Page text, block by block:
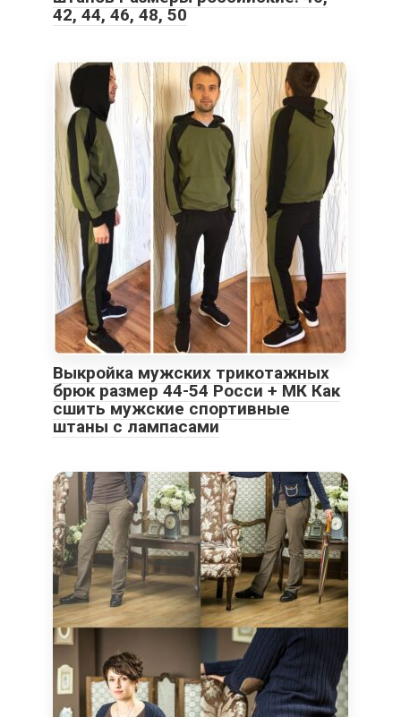
42, 44, 46, 48, 50
Выкройка мужских трикотажных
брюк размер 44-54 Росси + МК Как
сшить мужские спортивные
штаны с лампасами